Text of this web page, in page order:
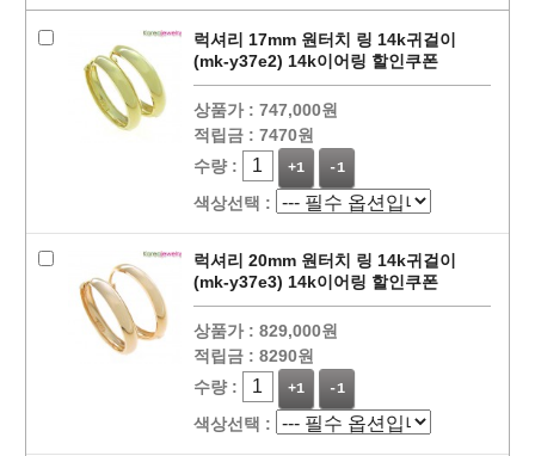
럭셔리 17mm 원터치 링 14k귀걸이
(mk-y37e2) 14k이어링 할인쿠폰
상품가 : 747,000원
적립금 : 7470원
수량 :
+1 -1
색상선택 :
럭셔리 20mm 원터치 링 14k귀걸이
(mk-y37e3) 14k이어링 할인쿠폰
상품가 : 829,000원
적립금 : 8290원
수량 :
+1 -1
색상선택 :